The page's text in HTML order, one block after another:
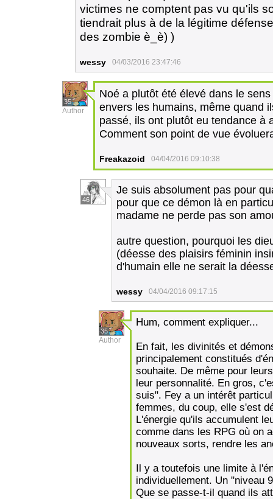
victimes ne comptent pas vu qu'ils
tiendrait plus à de la légitime
des zombie è_è) )
wessy 04/03/2016 23:47:46
35
Author
Noé a plutôt été élevé dans le
envers les humains, même quand
passé, ils ont plutôt eu tendance à
Comment son point de vue
Freakazoid 04/04/2016 09:10:38
46
Je suis absolument pas pour
pour que ce démon là en
madame ne perde pas son
autre question, pourquoi les
(déesse des plaisirs féminin
d'humain elle ne serait la
wessy 04/04/2016 09:17:15
35
Author
Hum, comment expliquer...
En fait, les divinités et
principalement constitués
souhaite. De même pour
leur personnalité. En gros,
suis". Fey a un intérêt
femmes, du coup, elle s'est
L'énergie qu'ils accumulent
comme dans les RPG où on
nouveaux sorts, rendre les
Il y a toutefois une limite à
individuellement. Un "niveau
Que se passe-t-il quand ils